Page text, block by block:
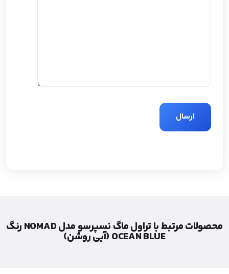
محصولات مرتبط با تراول ماگ نسپرسو مدل NOMAD رنگ
OCEAN BLUE (آبی روشن)